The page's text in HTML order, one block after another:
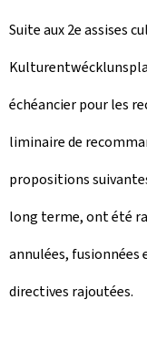
Suite aux 2e assises
échéancier pour les
liminaire de
propositions
long terme, ont été
annulées,
directives rajoutées.